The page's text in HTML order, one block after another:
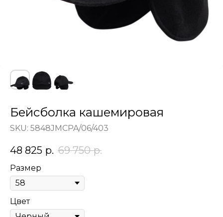
Бейсболка кашемировая
SKU: 5848JMCPA/06/403
48 825 р. 69 750 р.
Размер
Цвет